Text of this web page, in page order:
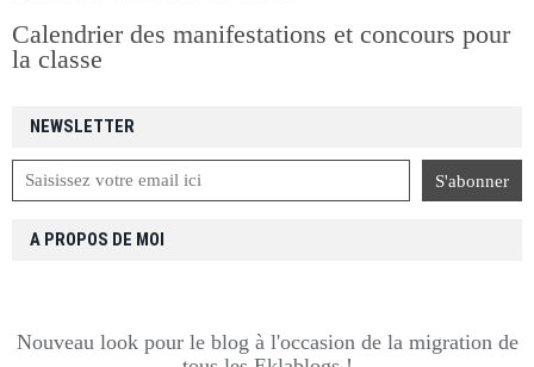
NEWSLETTER
Calendrier des manifestations et concours pour
la classe
A PROPOS DE MOI
Nouveau look pour le blog à l'occasion de la migration de